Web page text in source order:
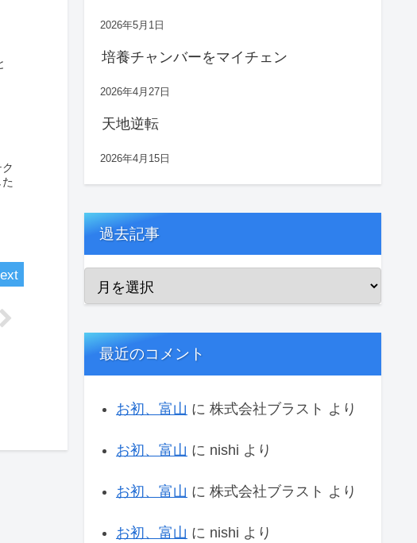
2026年5月1日
培養チャンバーをマイチェン
2026年4月27日
天地逆転
2026年4月15日
過去記事
最近のコメント
お初、富山 に 株式会社ブラスト より
お初、富山 に nishi より
お初、富山 に 株式会社ブラスト より
お初、富山 に nishi より